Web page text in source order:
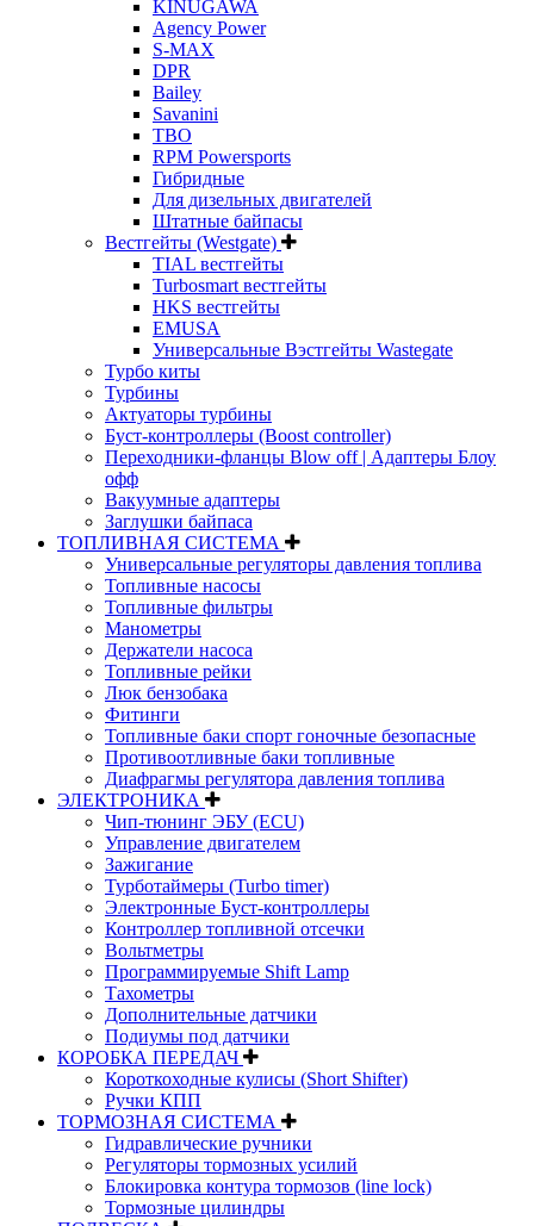
KINUGAWA
Agency Power
S-MAX
DPR
Bailey
Savanini
TBO
RPM Powersports
Гибридные
Для дизельных двигателей
Штатные байпасы
Вестгейты (Westgate)
TIAL вестгейты
Turbosmart вестгейты
HKS вестгейты
EMUSA
Универсальные Вэстгейты Wastegate
Турбо киты
Турбины
Актуаторы турбины
Буст-контроллеры (Boost controller)
Переходники-фланцы Blow off | Адаптеры Блоу
офф
Вакуумные адаптеры
Заглушки байпаса
ТОПЛИВНАЯ СИСТЕМА
Универсальные регуляторы давления топлива
Топливные насосы
Топливные фильтры
Манометры
Держатели насоса
Топливные рейки
Люк бензобака
Фитинги
Топливные баки спорт гоночные безопасные
Противоотливные баки топливные
Диафрагмы регулятора давления топлива
ЭЛЕКТРОНИКА
Чип-тюнинг ЭБУ (ECU)
Управление двигателем
Зажигание
Турботаймеры (Turbo timer)
Электронные Буст-контроллеры
Контроллер топливной отсечки
Вольтметры
Программируемые Shift Lamp
Тахометры
Дополнительные датчики
Подиумы под датчики
КОРОБКА ПЕРЕДАЧ
Короткоходные кулисы (Short Shifter)
Ручки КПП
ТОРМОЗНАЯ СИСТЕМА
Гидравлические ручники
Регуляторы тормозных усилий
Блокировка контура тормозов (line lock)
Тормозные цилиндры